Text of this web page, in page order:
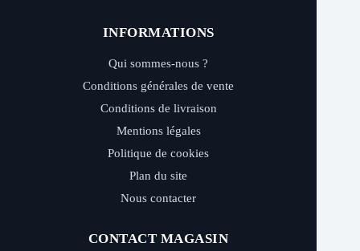
INFORMATIONS
Qui sommes-nous ?
Conditions générales de vente
Conditions de livraison
Mentions légales
Politique de cookies
Plan du site
Nous contacter
CONTACT MAGASIN